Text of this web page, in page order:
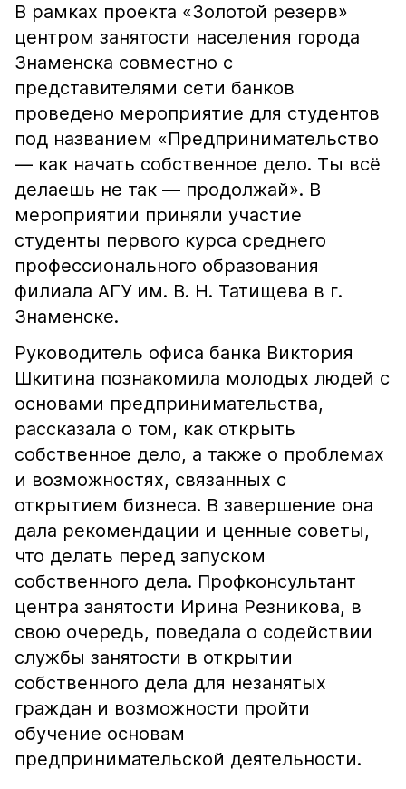
В рамках проекта «Золотой резерв»
центром занятости населения города
Знаменска совместно с
представителями сети банков
проведено мероприятие для студентов
под названием «Предпринимательство
— как начать собственное дело. Ты всё
делаешь не так — продолжай». В
мероприятии приняли участие
студенты первого курса среднего
профессионального образования
филиала АГУ им. В. Н. Татищева в г.
Знаменске.
Руководитель офиса банка Виктория
Шкитина познакомила молодых людей с
основами предпринимательства,
рассказала о том, как открыть
собственное дело, а также о проблемах
и возможностях, связанных с
открытием бизнеса. В завершение она
дала рекомендации и ценные советы,
что делать перед запуском
собственного дела. Профконсультант
центра занятости Ирина Резникова, в
свою очередь, поведала о содействии
службы занятости в открытии
собственного дела для незанятых
граждан и возможности пройти
обучение основам
предпринимательской деятельности.